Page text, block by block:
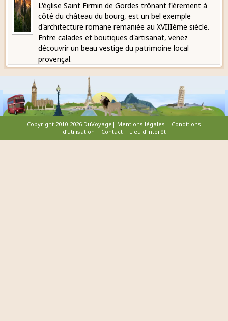
L'église Saint Firmin de Gordes trônant fièrement à
côté du château du bourg, est un bel exemple
d'architecture romane remaniée au XVIIIème siècle.
Entre calades et boutiques d'artisanat, venez
découvrir un beau vestige du patrimoine local
provençal.
Copyright 2010-2026 DuVoyage| Mentions légales | Conditions
d'utilisation | Contact| Lieu d'intérêt